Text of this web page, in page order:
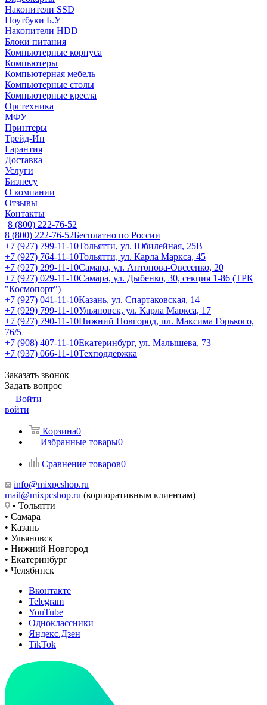
Накопители SSD
Ноутбуки Б.У
Накопители HDD
Блоки питания
Компьютерные корпуса
Компьютеры
Компьютерная мебель
Компьютерные столы
Компьютерные кресла
Оргтехника
МФУ
Принтеры
Трейд-Ин
Гарантия
Доставка
Услуги
Бизнесу
О компании
Отзывы
Контакты
8 (800) 222-76-52
8 (800) 222-76-52Бесплатно по России
+7 (927) 799-11-10Тольятти, ул. Юбилейная, 25В
+7 (927) 764-11-10Тольятти, ул. Карла Маркса, 45
+7 (927) 299-11-10Самара, ул. Антонова-Овсеенко, 20
+7 (927) 029-11-10Самара, ул. Дыбенко, 30, секция 1-86 (ТРК
"Космопорт")
+7 (927) 041-11-10Казань, ул. Спартаковская, 14
+7 (929) 799-11-10Ульяновск, ул. Карла Маркса, 17
+7 (927) 790-11-10Нижний Новгород, пл. Максима Горького,
76/5
+7 (908) 407-11-10Екатеринбург, ул. Малышева, 73
+7 (937) 066-11-10Техподдержка
Заказать звонок
Задать вопрос
Войти
войти
Корзина0
Избранные товары0
Сравнение товаров0
info@mixpcshop.ru
mail@mixpcshop.ru (корпоративным клиентам)
• Тольятти
• Самара
• Казань
• Ульяновск
• Нижний Новгород
• Екатеринбург
• Челябинск
Вконтакте
Telegram
YouTube
Одноклассники
Яндекс.Дзен
TikTok